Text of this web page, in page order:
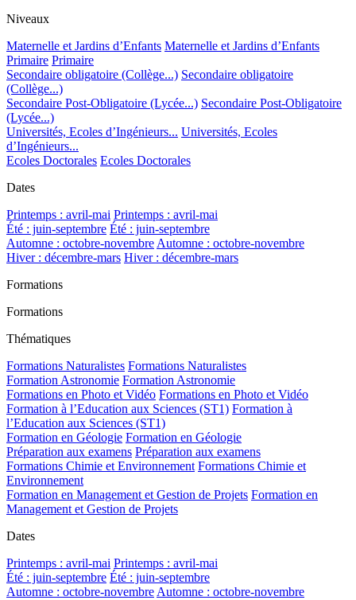
Niveaux
Maternelle et Jardins d’Enfants Maternelle et Jardins d’Enfants
Primaire Primaire
Secondaire obligatoire (Collège...) Secondaire obligatoire
(Collège...)
Secondaire Post-Obligatoire (Lycée...) Secondaire Post-Obligatoire
(Lycée...)
Universités, Ecoles d’Ingénieurs... Universités, Ecoles
d’Ingénieurs...
Ecoles Doctorales Ecoles Doctorales
Dates
Printemps : avril-mai Printemps : avril-mai
Été : juin-septembre Été : juin-septembre
Automne : octobre-novembreAutomne : octobre-novembre
Hiver : décembre-mars Hiver : décembre-mars
Formations
Formations
Thématiques
Formations Naturalistes Formations Naturalistes
Formation Astronomie Formation Astronomie
Formations en Photo et Vidéo Formations en Photo et Vidéo
Formation à l’Education aux Sciences (ST1) Formation à
l’Education aux Sciences (ST1)
Formation en Géologie Formation en Géologie
Préparation aux examens Préparation aux examens
Formations Chimie et Environnement Formations Chimie et
Environnement
Formation en Management et Gestion de Projets Formation en
Management et Gestion de Projets
Dates
Printemps : avril-mai Printemps : avril-mai
Été : juin-septembre Été : juin-septembre
Automne : octobre-novembreAutomne : octobre-novembre